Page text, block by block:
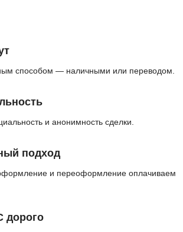
способом — наличными или переводом.
и анонимность сделки.
подход
и переоформление оплачиваем
дорого